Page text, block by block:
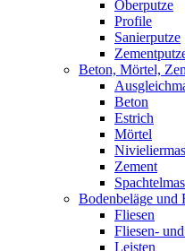
Oberputze
Profile
Sanierputze
Beton, Mörtel,
Beton
Estrich
Mörtel
Zement
Bodenbeläge und
Fliesen
Fliesen-
Leisten